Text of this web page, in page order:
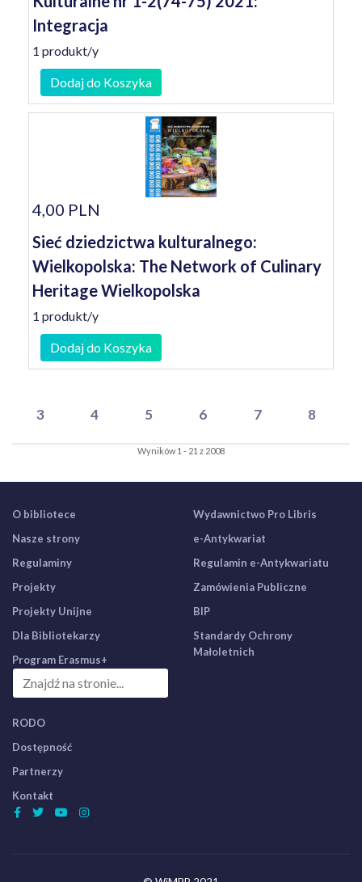
Integracja
1 produkt/y
Dodaj do Koszyka
4,00 PLN
Sieć dziedzictwa kulturalnego:
Wielkopolska: The Network of Culinary
Heritage Wielkopolska
1 produkt/y
Dodaj do Koszyka
3 4 5 6 7 8
Wyników 1 - 21 z 2008
O bibliotece
Nasze strony
Regulaminy
Projekty
Projekty Unijne
Dla Bibliotekarzy
Program Erasmus+
Wydawnictwo Pro Libris
e-Antykwariat
Regulamin e-Antykwariatu
Zamówienia Publiczne
BIP
Standardy Ochrony
Małoletnich
RODO
Dostępność
Partnerzy
Kontakt